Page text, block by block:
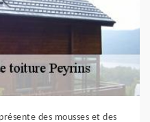
des mousses et des